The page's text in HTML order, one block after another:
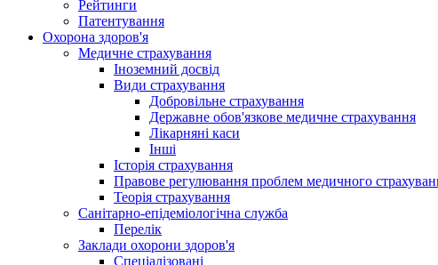
Рейтинги
Патентування
Охорона здоров'я
Медичне страхування
Іноземний досвід
Види страхування
Добровільне страхування
Державне обов'язкове медичне страхування
Лікарняні каси
Інші
Історія страхування
Правове регулювання проблем медичного
Теорія страхування
Санітарно-епідеміологічна служба
Перелік
Заклади охорони здоров'я
Спеціалізовані